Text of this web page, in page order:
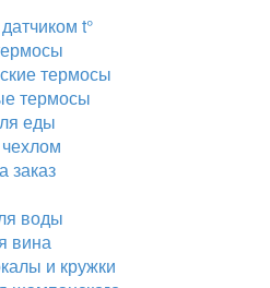
t°
термосы
термосы
еды
заказ
воды
вина
и кружки